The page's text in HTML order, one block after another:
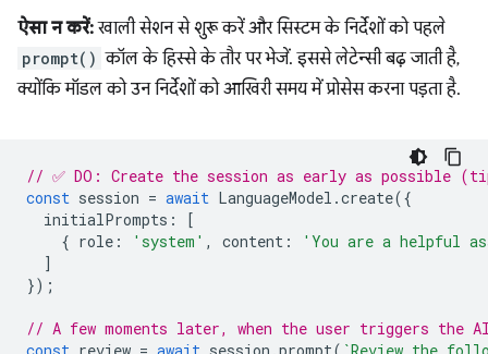
ऐसा न करें:खाली सेशन से शुरू करें और सिस्टम के निर्देशों को पहले
prompt() कॉल के हिस्से के तौर पर भेजें. इससे लेटेन्सी बढ़ जाती है,
क्योंकि मॉडल को उन निर्देशों को आखिरी समय में प्रोसेस करना पड़ता है.
// ✅ DO: Create the session as early as possible
const session = await LanguageModel .create({
initialPrompts :
[
{ role : 'system' , content :
'You are a helpful
]
});
// A few moments later, when the user triggers the